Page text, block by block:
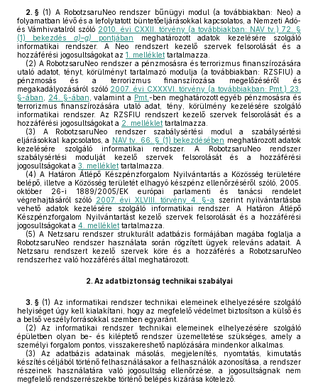
2. § (1) A RobotzsaruNeo rendszer bűnügyi modul (a továbbiakban: Neo) a
folyamatban lévő és a lefolytatott büntetőeljárásokkal kapcsolatos, a Nemzeti Adó-
és Vámhivatalról szóló 2010. évi CXXII. törvény (a továbbiakban: NAV tv.) 72. §
(1) bekezdés a)–g) pontjában
meghatározott adatok kezelésére szolgáló
informatikai rendszer. A Neo rendszert kezelő szervek felsorolását és a
hozzáférési jogosultságokat az 1. melléklet tartalmazza.
(2) A RobotzsaruNeo rendszer a pénzmosásra és terrorizmus finanszírozására
utaló adatot, tényt, körülményt tartalmazó modulja (a továbbiakban: RZSFIU) a
pénzmosás és a terrorizmus finanszírozása megelőzéséről és
megakadályozásáról szóló 2007. évi CXXXVI. törvény (a továbbiakban: Pmt.) 23.
§-ában
24. §-ában , valamint a Pmt. -ben meghatározott egyéb pénzmosásra és
terrorizmus finanszírozására utaló adat, tény, körülmény kezelésére szolgáló
informatikai rendszer. Az RZSFIU rendszert kezelő szervek felsorolását és a
hozzáférési jogosultságokat a 2. melléklet tartalmazza.
(3) A RobotzsaruNeo rendszer szabálysértési modul a szabálysértési
eljárásokkal kapcsolatos, a NAV tv. 66. § (1) bekezdésében meghatározott adatok
kezelésére szolgáló informatikai rendszer. A RobotzsaruNeo rendszer
szabálysértési modulját kezelő szervek felsorolását és a hozzáférési
jogosultságokat a 3. melléklet tartalmazza.
(4) A Határon Átlépő Készpénzforgalom Nyilvántartás a Közösség területére
belépő, illetve a Közösség területét elhagyó készpénz ellenőrzéséről szóló, 2005.
október 26-i 1889/2005/EK európai parlamenti és tanácsi rendelet
végrehajtásáról szóló 2007. évi XLVIII. törvény 4. §-a szerint nyilvántartásba
vehető adatok kezelésére szolgáló informatikai rendszer. A Határon Átlépő
Készpénzforgalom Nyilvántartást kezelő szervek felsorolását és a hozzáférési
jogosultságokat a 4. melléklet tartalmazza.
(5) A Netzsaru rendszer strukturált adatbázis formájában magába foglalja a
RobotzsaruNeo rendszer használata során rögzített ügyek releváns adatait. A
Netzsaru rendszert kezelő szervek köre és a hozzáférés a RobotzsaruNeo
rendszerhez való hozzáférés által meghatározott.
2. Az adatbiztonság technikai szabályai
3. § (1) Az informatikai rendszer technikai elemeinek elhelyezésére szolgáló
helyiséget úgy kell kialakítani, hogy az megfelelő védelmet biztosítson a külső és
a belső veszélyforrásokkal szemben egyaránt.
(2) Az informatikai rendszer technikai elemeinek elhelyezésére szolgáló
épületben olyan be- és kiléptető rendszer üzemeltetése szükséges, amely a
személyi forgalom pontos, visszakereshető naplózására mindenkor alkalmas.
(3) Az adatbázis adatainak másolás, megjelenítés, nyomtatás, kimutatás
készítés céljából történő felhasználásakor a felhasználók azonosítása, a rendszer
részeinek használatára való jogosultság ellenőrzése, a jogosultságnak nem
megfelelő rendszerrészekbe történő belépés kizárása kötelező.